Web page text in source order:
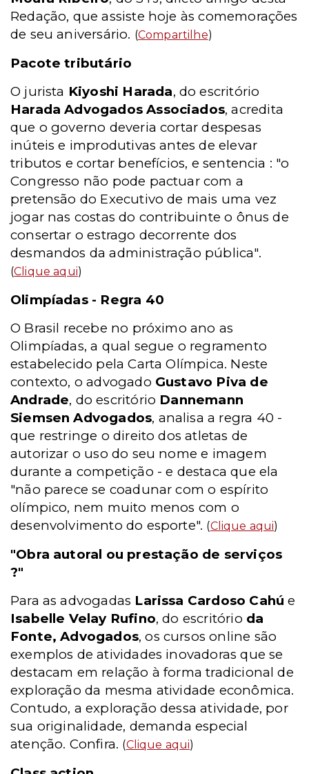
Redação, que assiste hoje às comemorações
de seu aniversário. (Compartilhe)
Pacote tributário
O jurista Kiyoshi Harada, do escritório
Harada Advogados Associados, acredita
que o governo deveria cortar despesas
inúteis e improdutivas antes de elevar
tributos e cortar benefícios, e sentencia : "o
Congresso não pode pactuar com a
pretensão do Executivo de mais uma vez
jogar nas costas do contribuinte o ônus de
consertar o estrago decorrente dos
desmandos da administração pública".
(Clique aqui)
Olimpíadas - Regra 40
O Brasil recebe no próximo ano as
Olimpíadas, a qual segue o regramento
estabelecido pela Carta Olímpica. Neste
contexto, o advogado Gustavo Piva de
Andrade, do escritório Dannemann
Siemsen Advogados, analisa a regra 40 -
que restringe o direito dos atletas de
autorizar o uso do seu nome e imagem
durante a competição - e destaca que ela
"não parece se coadunar com o espírito
olímpico, nem muito menos com o
desenvolvimento do esporte". (Clique aqui)
"Obra autoral ou prestação de serviços
?"
Para as advogadas Larissa Cardoso Cahú e
Isabelle Velay Rufino, do escritório da
Fonte, Advogados, os cursos online são
exemplos de atividades inovadoras que se
destacam em relação à forma tradicional de
exploração da mesma atividade econômica.
Contudo, a exploração dessa atividade, por
sua originalidade, demanda especial
atenção. Confira. (Clique aqui)